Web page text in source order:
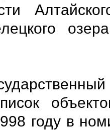
году в